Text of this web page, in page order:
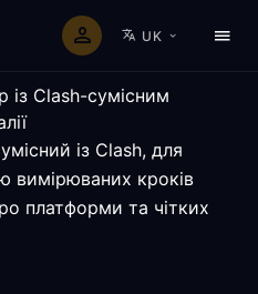
UK
із Clash-сумісним
із Clash, для
вимірюваних кроків
платформи та чітких